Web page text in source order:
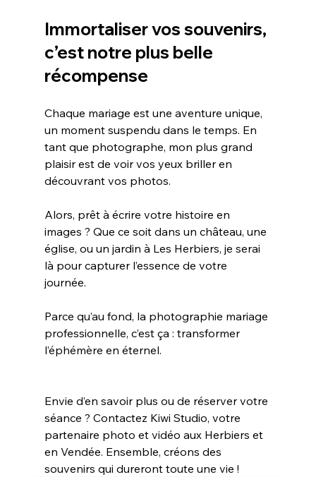
Immortaliser vos souvenirs,
c’est notre plus belle
récompense
Chaque mariage est une aventure unique,
un moment suspendu dans le temps. En
tant que photographe, mon plus grand
plaisir est de voir vos yeux briller en
découvrant vos photos.
Alors, prêt à écrire votre histoire en
images ? Que ce soit dans un château, une
église, ou un jardin à Les Herbiers, je serai
là pour capturer l’essence de votre
journée.
Parce qu’au fond, la photographie mariage
professionnelle, c’est ça : transformer
l’éphémère en éternel.
Envie d’en savoir plus ou de réserver votre
séance ? Contactez Kiwi Studio, votre
partenaire photo et vidéo aux Herbiers et
en Vendée. Ensemble, créons des
souvenirs qui dureront toute une vie !